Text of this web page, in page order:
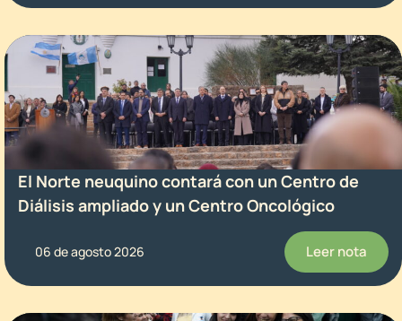
El Norte neuquino contará con un Centro de
Diálisis ampliado y un Centro Oncológico
06 de agosto 2026 Leer nota